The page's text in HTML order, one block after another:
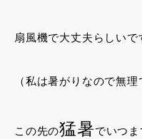
扇風機で大丈夫らしいで
（私は暑がりなので無理
この先の猛暑でいつ